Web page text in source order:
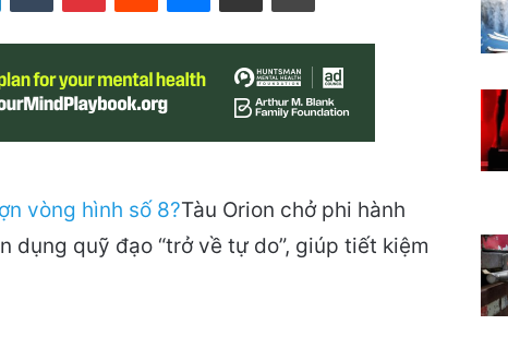
Tàu Orion chở phi hành
dụng quỹ đạo “trở về tự do”, giúp tiết kiệm